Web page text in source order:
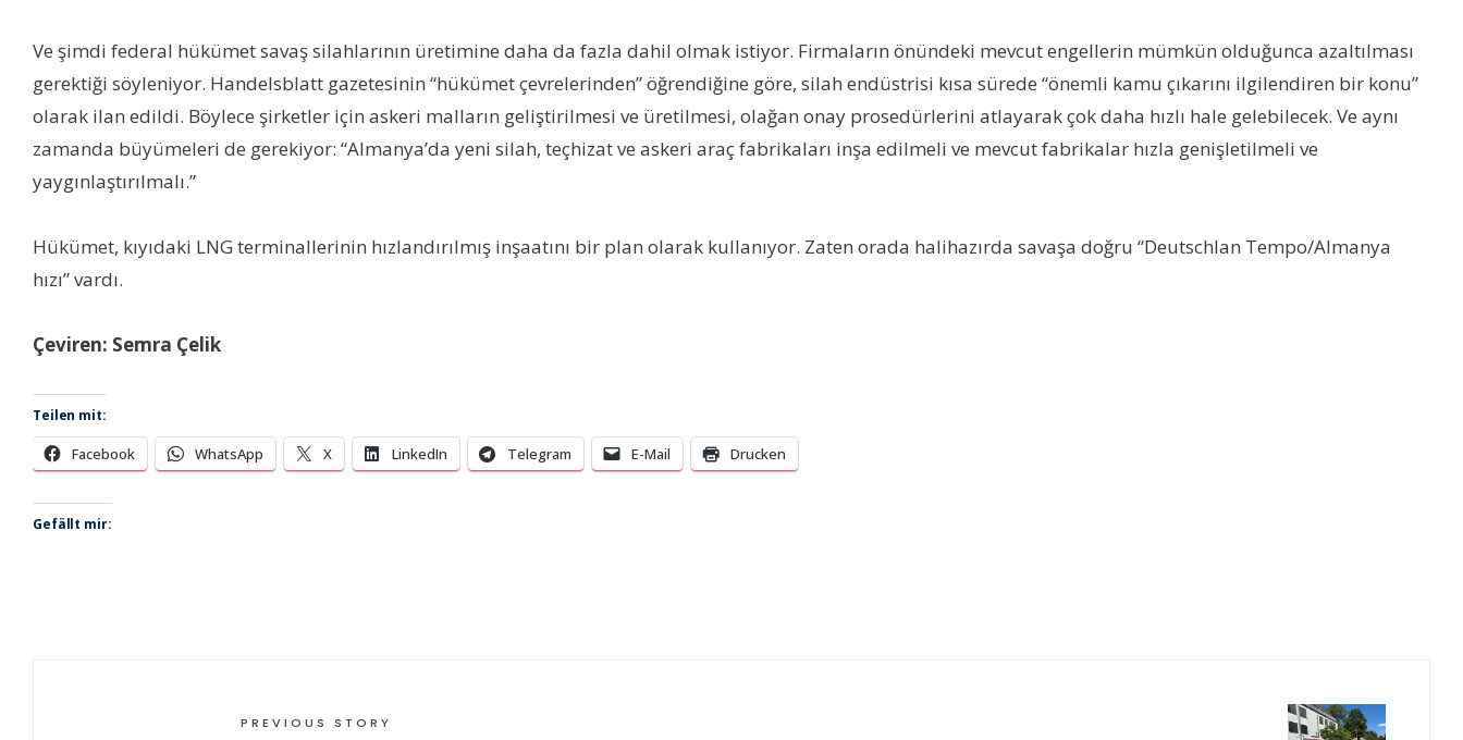
Ve şimdi federal hükümet savaş silahlarının üretimine daha da fazla dahil olmak istiyor. Firmaların önündeki mevcut engellerin mümkün olduğunca azaltılması
gerektiği söyleniyor. Handelsblatt gazetesinin “hükümet çevrelerinden” öğrendiğine göre, silah endüstrisi kısa sürede “önemli kamu çıkarını ilgilendiren bir konu”
olarak ilan edildi. Böylece şirketler için askeri malların geliştirilmesi ve üretilmesi, olağan onay prosedürlerini atlayarak çok daha hızlı hale gelebilecek. Ve aynı
zamanda büyümeleri de gerekiyor: “Almanya’da yeni silah, teçhizat ve askeri araç fabrikaları inşa edilmeli ve mevcut fabrikalar hızla genişletilmeli ve
yaygınlaştırılmalı.”
Hükümet, kıyıdaki LNG terminallerinin hızlandırılmış inşaatını bir plan olarak kullanıyor. Zaten orada halihazırda savaşa doğru “Deutschlan Tempo/Almanya
hızı” vardı.
Çeviren: Semra Çelik
Teilen mit:
Facebook WhatsApp X LinkedIn Telegram E-Mail Drucken
Gefällt mir:
PREVIOUS STORY